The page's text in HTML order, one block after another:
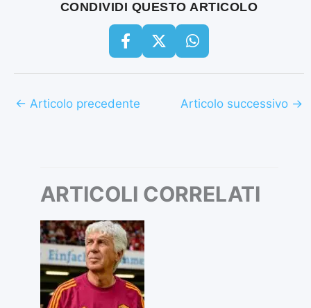
CONDIVIDI QUESTO ARTICOLO
← Articolo precedente Articolo successivo →
ARTICOLI CORRELATI